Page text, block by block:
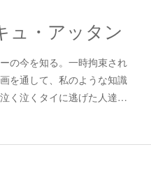
ュ・アッタン
の今を知る。一時拘束され
を通して、私のような知識
く泣くタイに逃げた人達…